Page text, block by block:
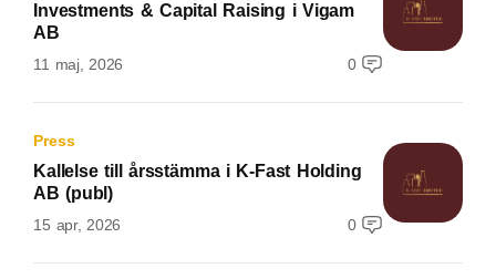
Investments & Capital Raising i Vigam
AB
11 maj, 2026 0
Press
Kallelse till årsstämma i K-Fast Holding
AB (publ)
15 apr, 2026 0